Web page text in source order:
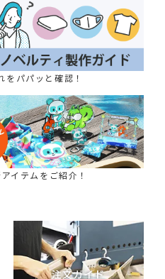
をパパッと確認！
イテムをご紹介！
注文ガイド